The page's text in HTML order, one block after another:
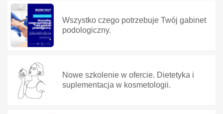
Wszystko czego potrzebuje Twój gabinet
podologiczny.
Nowe szkolenie w ofercie. Dietetyka i
suplementacja w kosmetologii.